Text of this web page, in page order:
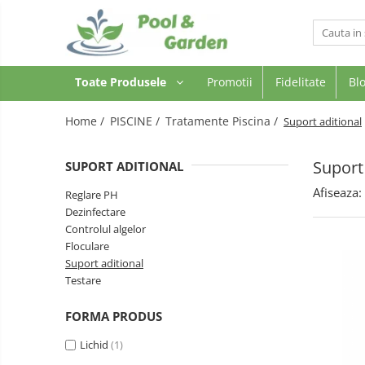
Toate Produsele
Piscine compozit
Tratamente Piscina
Reglare PH
Dezinfectare
Suport aditional
Toate Produsele Promotii Fidelitate
Home / PISCINE / Tratamente Piscina / Suport aditional
SUPORT ADITIONAL
Reglare PH
Dezinfectare
Controlul algelor
Floculare
Suport aditional
Testare
FORMA PRODUS
Lichid (1)
Afiseaza: